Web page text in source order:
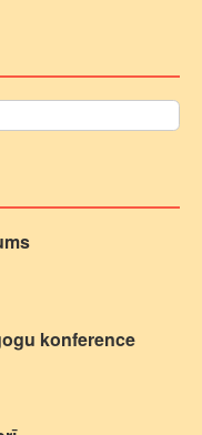
konference